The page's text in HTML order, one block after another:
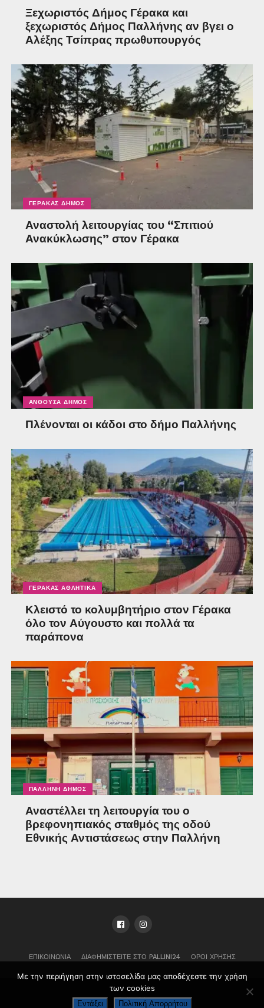
Ξεχωριστός Δήμος Γέρακα και
ξεχωριστός Δήμος Παλλήνης αν βγει ο
Αλέξης Τσίπρας πρωθυπουργός
ΓΈΡΑΚΑΣ ΔΉΜΟΣ
Αναστολή λειτουργίας του “Σπιτιού
Ανακύκλωσης” στον Γέρακα
ΑΝΘΟΎΣΑ ΔΉΜΟΣ
Πλένονται οι κάδοι στο δήμο Παλλήνης
ΓΈΡΑΚΑΣ ΑΘΛΗΤΙΚΆ
Κλειστό το κολυμβητήριο στον Γέρακα
όλο τον Αύγουστο και πολλά τα
παράπονα
ΠΑΛΛΉΝΗ ΔΉΜΟΣ
Αναστέλλει τη λειτουργία του ο
βρεφονηπιακός σταθμός της οδού
Εθνικής Αντιστάσεως στην Παλλήνη
ΕΠΙΚΟΙΝΩΝΊΑ ΔΙΑΦΗΜΙΣΤΕΊΤΕ ΣΤΟ PALLINI24 ΌΡΟΙ ΧΡΉΣΗΣ
Pallini24
Με την περιήγηση στην ιστοσελίδα μας αποδέχεστε την χρήση
των cookies
Εντάξει Πολιτική Απορρήτου